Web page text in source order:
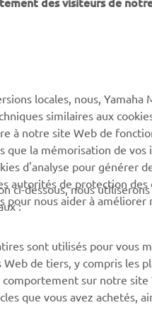
PLUS YAMAHA
Yamaha Racing (en)
Yamaha Motor
Application mobiles
locales, nous, Yamaha
similaires aux
à notre site Web de
la mémorisation de
d'analyse pour générer
autorités de protection
nous aider à
ci-dessous, nous
:
sont utilisés pour
de tiers, y compris les
sur notre site
que vous avez achetés,